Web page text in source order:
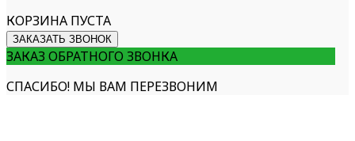
КОРЗИНА ПУСТА
ЗАКАЗАТЬ ЗВОНОК
ЗАКАЗ ОБРАТНОГО ЗВОНКА
СПАСИБО! МЫ ВАМ ПЕРЕЗВОНИМ